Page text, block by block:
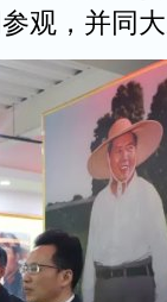
观，并同